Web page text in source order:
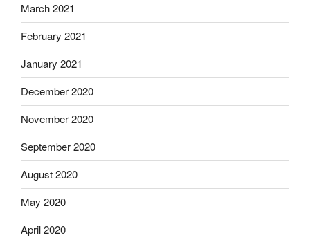
March 2021
February 2021
January 2021
December 2020
November 2020
September 2020
August 2020
May 2020
April 2020